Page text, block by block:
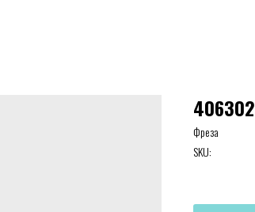
406302
Фреза
SKU: